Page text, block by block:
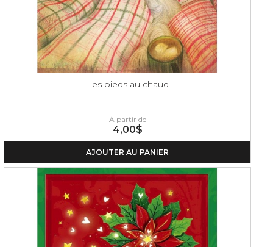
Les pieds au chaud
À partir de
4,00$
AJOUTER AU PANIER